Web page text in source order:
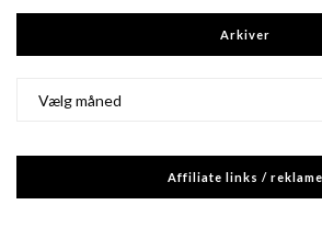
Arkiver
Affiliate links / reklame